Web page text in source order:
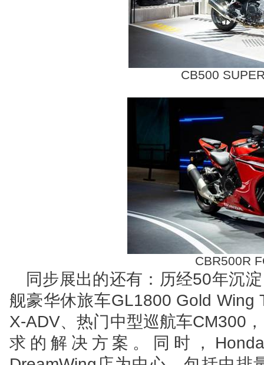
CB500
CBR500R
同步展出的还有：历经50年沉
舰豪华休旅车GL1800 Gold Wing
X-ADV、热门中型巡航车CM300
求的解决方案。同时，